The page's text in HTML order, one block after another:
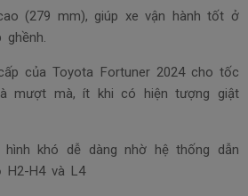
(279 mm), giúp xe vận hành tốt ở
ghềnh.
của Toyota Fortuner 2024 cho tốc
mượt mà, ít khi có hiện tượng giật
khó dễ dàng nhờ hệ thống dẫn
H2-H4 và L4